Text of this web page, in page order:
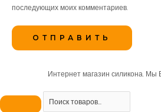
последующих моих комментариев.
Интернет магазин силикона. Мы